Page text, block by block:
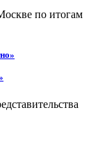
по итогам